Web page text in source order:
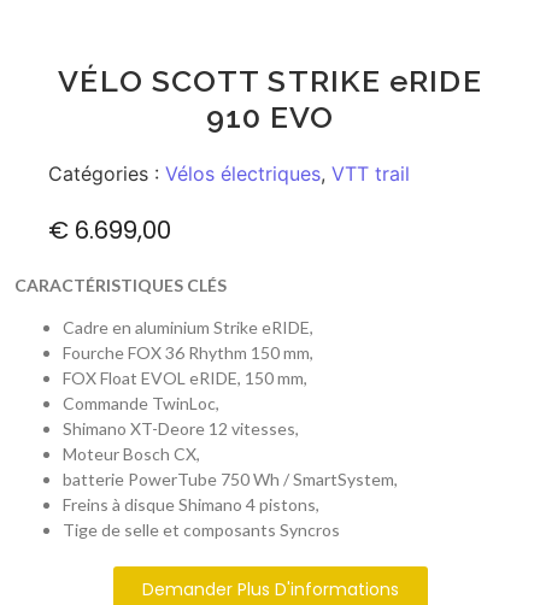
VÉLO SCOTT STRIKE eRIDE
910 EVO
Catégories : Vélos électriques, VTT trail
€ 6.699,00
CARACTÉRISTIQUES CLÉS
Cadre en aluminium Strike eRIDE,
Fourche FOX 36 Rhythm 150 mm,
FOX Float EVOL eRIDE, 150 mm,
Commande TwinLoc,
Shimano XT-Deore 12 vitesses,
Moteur Bosch CX,
batterie PowerTube 750 Wh / SmartSystem,
Freins à disque Shimano 4 pistons,
Tige de selle et composants Syncros
Demander Plus D'informations